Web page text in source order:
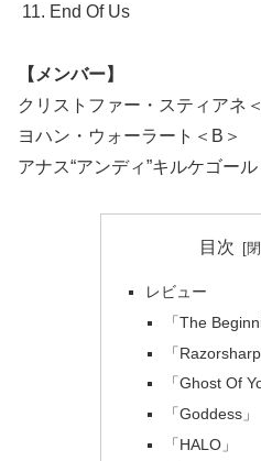
End Of Us
【メンバー】
クリストファー・スティアネ
ヨハン・ウォーラート＜B＞
アナス“アンディ”キルケゴール
目次
レビュー
「The
「Razorsharp
「Ghost Of
「Goddess」
「HALO」